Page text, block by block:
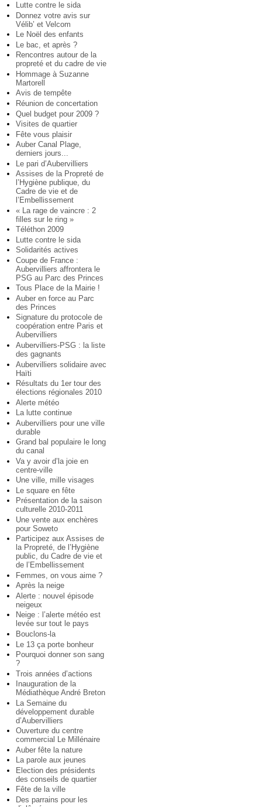
Lutte contre le sida
Donnez votre avis sur
Vélib’ et Velcom
Le Noël des enfants
Le bac, et après ?
Rencontres autour de la
propreté et du cadre de vie
Hommage à Suzanne
Martorell
Avis de tempête
Réunion de concertation
Quel budget pour 2009 ?
Visites de quartier
Fête vous plaisir
Auber Canal Plage,
derniers jours...
Le pari d’Aubervilliers
Assises de la Propreté de
l’Hygiène publique, du
Cadre de vie et de
l’Embellissement
« La rage de vaincre : 2
filles sur le ring »
Téléthon 2009
Lutte contre le sida
Solidarités actives
Coupe de France :
Aubervilliers affrontera le
PSG au Parc des Princes
Tous Place de la Mairie !
Auber en force au Parc
des Princes
Signature du protocole de
coopération entre Paris et
Aubervilliers
Aubervilliers-PSG : la liste
des gagnants
Aubervilliers solidaire avec
Haïti
Résultats du 1er tour des
élections régionales 2010
Alerte météo
La lutte continue
Aubervilliers pour une ville
durable
Grand bal populaire le long
du canal
Va y avoir d’la joie en
centre-ville
Une ville, mille visages
Le square en fête
Présentation de la saison
culturelle 2010-2011
Une vente aux enchères
pour Soweto
Participez aux Assises de
la Propreté, de l’Hygiène
public, du Cadre de vie et
de l’Embellissement
Femmes, on vous aime ?
Après la neige
Alerte : nouvel épisode
neigeux
Neige : l’alerte météo est
levée sur tout le pays
Bouclons-la
Le 13 ça porte bonheur
Pourquoi donner son sang
?
Trois années d’actions
Inauguration de la
Médiathèque André Breton
La Semaine du
développement durable
d’Aubervilliers
Ouverture du centre
commercial Le Millénaire
Auber fête la nature
La parole aux jeunes
Election des présidents
des conseils de quartier
Fête de la ville
Des parrains pour les